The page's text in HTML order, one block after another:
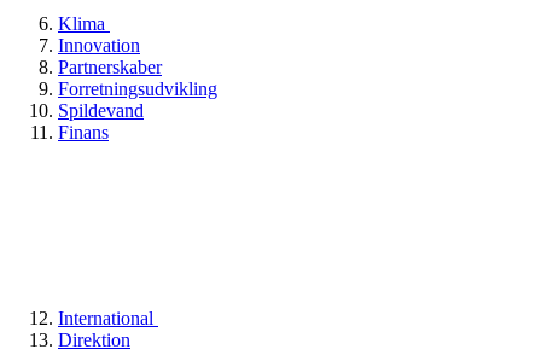
Klima
Innovation
Partnerskaber
Forretningsudvikling
Spildevand
Finans
International
Direktion